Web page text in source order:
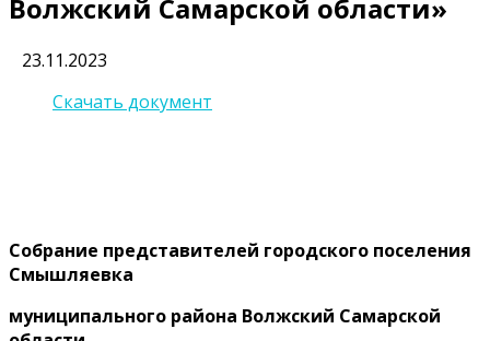
Волжский Самарской области»
23.11.2023
Скачать документ
Собрание представителей городского поселения
Смышляевка
муниципального района Волжский Самарской